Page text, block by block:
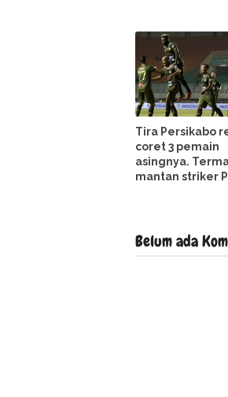
Tira Persikabo
coret 3 pemain
asingnya.
mantan striker
Belum ada